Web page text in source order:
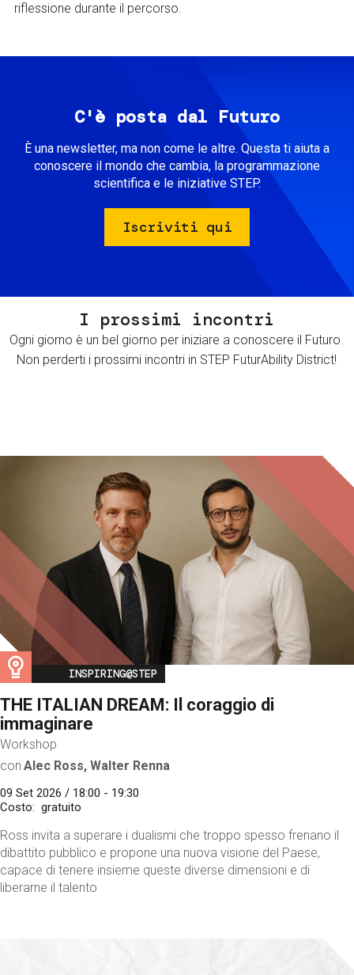
riflessione durante il percorso.
C'è posta dal Futuro
È una newsletter, ma non come le altre. Questa ti aiuta a
conoscere il mondo che cambia, la programmazione
scientifica e le iniziative STEP.
Iscriviti qui
I prossimi incontri
Ogni giorno è un bel giorno per iniziare a conoscere il Futuro.
Non perderti i prossimi incontri in STEP FuturAbility District!
Image
INSPIRING@STEP
THE ITALIAN DREAM: Il coraggio di
immaginare
Workshop
con Alec Ross, Walter Renna
09 Set 2026 / 18:00 - 19:30
Costo
gratuito
Ross invita a superare i dualismi che troppo spesso frenano il
dibattito pubblico e propone una nuova visione del Paese,
capace di tenere insieme queste diverse dimensioni e di
liberarne il talento